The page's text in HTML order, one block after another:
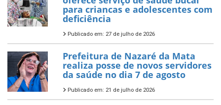
para criancas e adolescentes com
deficiência
Publicado em: 27 de julho de 2026
Prefeitura de Nazaré da Mata
realiza posse de novos servidores
da saúde no dia 7 de agosto
Publicado em: 21 de julho de 2026